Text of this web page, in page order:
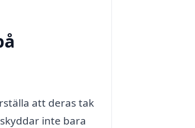
att deras tak
inte bara